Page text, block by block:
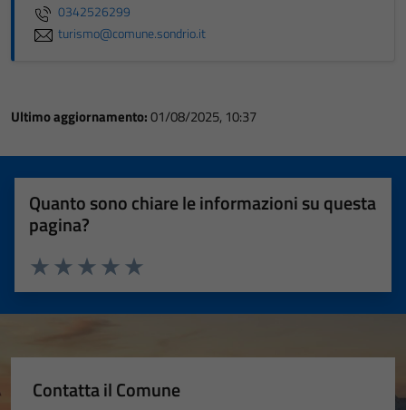
0342526299
turismo@comune.sondrio.it
Ultimo aggiornamento:01/08/2025, 10:37
Quanto sono chiare le informazioni su questa
pagina?
Valuta 5 stelle su 5
Valuta 4 stelle su 5
Valuta 3 stelle su 5
Valuta 2 stelle su 5
Valuta 1 stelle su 5
Contatta il Comune